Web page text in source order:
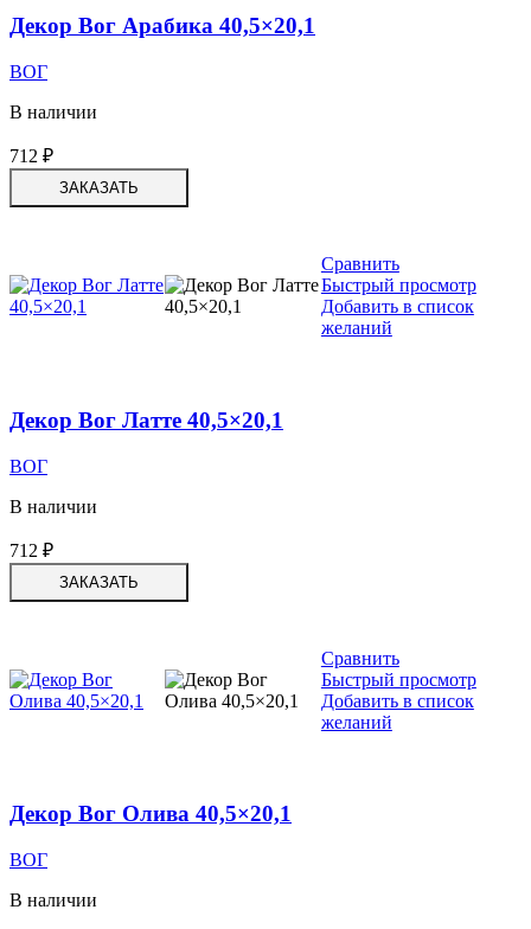
Декор Вог Арабика 40,5×20,1
ВОГ
В наличии
712 ₽
ЗАКАЗАТЬ
Сравнить
Быстрый просмотр
Добавить в список
желаний
Декор Вог Латте 40,5×20,1
ВОГ
В наличии
712 ₽
ЗАКАЗАТЬ
Сравнить
Быстрый просмотр
Добавить в список
желаний
Декор Вог Олива 40,5×20,1
ВОГ
В наличии